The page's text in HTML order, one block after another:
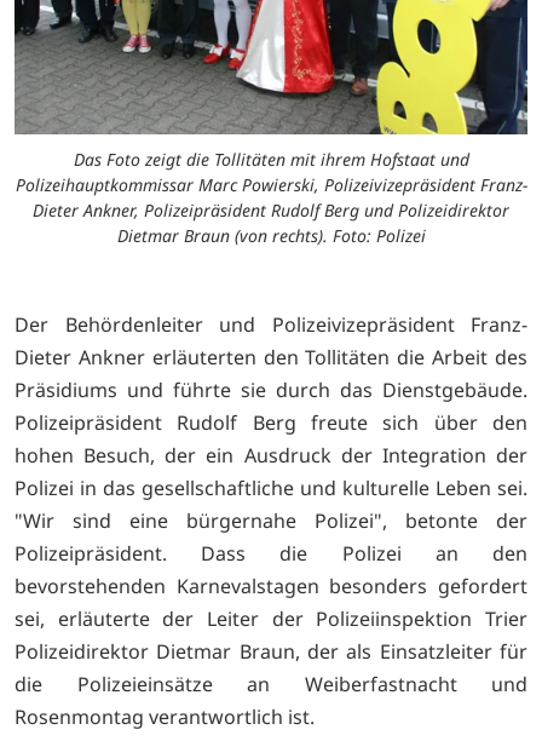
Das Foto zeigt die Tollitäten mit ihrem Hofstaat und
Polizeihauptkommissar Marc Powierski, Polizeivizepräsident Franz-
Dieter Ankner, Polizeipräsident Rudolf Berg und Polizeidirektor
Dietmar Braun (von rechts). Foto: Polizei
Der Behördenleiter und Polizeivizepräsident Franz-
Dieter Ankner erläuterten den Tollitäten die Arbeit des
Präsidiums und führte sie durch das Dienstgebäude.
Polizeipräsident Rudolf Berg freute sich über den
hohen Besuch, der ein Ausdruck der Integration der
Polizei in das gesellschaftliche und kulturelle Leben sei.
"Wir sind eine bürgernahe Polizei", betonte der
Polizeipräsident. Dass die Polizei an den
bevorstehenden Karnevalstagen besonders gefordert
sei, erläuterte der Leiter der Polizeiinspektion Trier
Polizeidirektor Dietmar Braun, der als Einsatzleiter für
die Polizeieinsätze an Weiberfastnacht und
Rosenmontag verantwortlich ist.